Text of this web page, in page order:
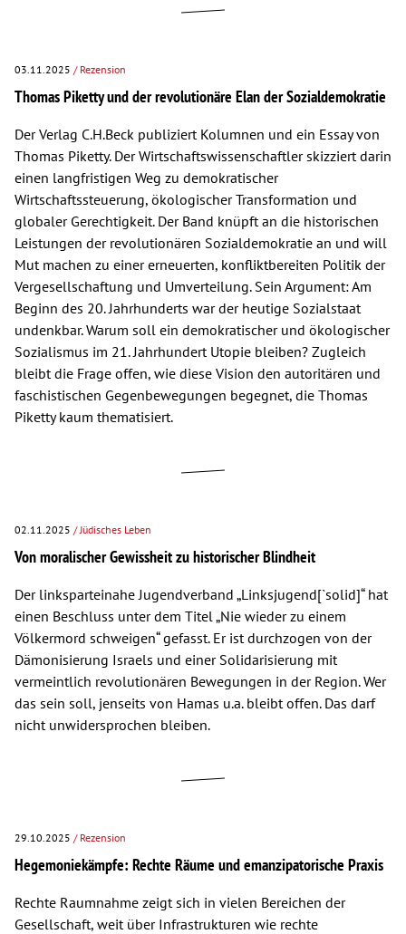
03.11.2025 / Rezension
Thomas Piketty und der revolutionäre Elan der Sozialdemokratie
Der Verlag C.H.Beck publiziert Kolumnen und ein Essay von
Thomas Piketty. Der Wirtschaftswissenschaftler skizziert darin
einen langfristigen Weg zu demokratischer
Wirtschaftssteuerung, ökologischer Transformation und
globaler Gerechtigkeit. Der Band knüpft an die historischen
Leistungen der revolutionären Sozialdemokratie an und will
Mut machen zu einer erneuerten, konfliktbereiten Politik der
Vergesellschaftung und Umverteilung. Sein Argument: Am
Beginn des 20. Jahrhunderts war der heutige Sozialstaat
undenkbar. Warum soll ein demokratischer und ökologischer
Sozialismus im 21. Jahrhundert Utopie bleiben? Zugleich
bleibt die Frage offen, wie diese Vision den autoritären und
faschistischen Gegenbewegungen begegnet, die Thomas
Piketty kaum thematisiert.
02.11.2025 / Jüdisches Leben
Von moralischer Gewissheit zu historischer Blindheit
Der linksparteinahe Jugendverband „Linksjugend[`solid]“ hat
einen Beschluss unter dem Titel „Nie wieder zu einem
Völkermord schweigen“ gefasst. Er ist durchzogen von der
Dämonisierung Israels und einer Solidarisierung mit
vermeintlich revolutionären Bewegungen in der Region. Wer
das sein soll, jenseits von Hamas u.a. bleibt offen. Das darf
nicht unwidersprochen bleiben.
29.10.2025 / Rezension
Hegemoniekämpfe: Rechte Räume und emanzipatorische Praxis
Rechte Raumnahme zeigt sich in vielen Bereichen der
Gesellschaft, weit über Infrastrukturen wie rechte